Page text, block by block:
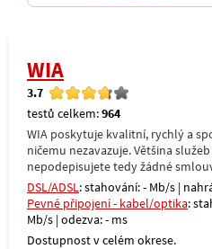
WIA
3.7
testů celkem:964
WIA poskytuje kvalitní, rychlý a
ničemu nezavazuje. Většina
nepodepisujete tedy žádné
DSL/ADSL: stahování: - Mb/s |
Pevné připojení - kabel/optika:
Mb/s | odezva: - ms
Dostupnost v celém okrese.